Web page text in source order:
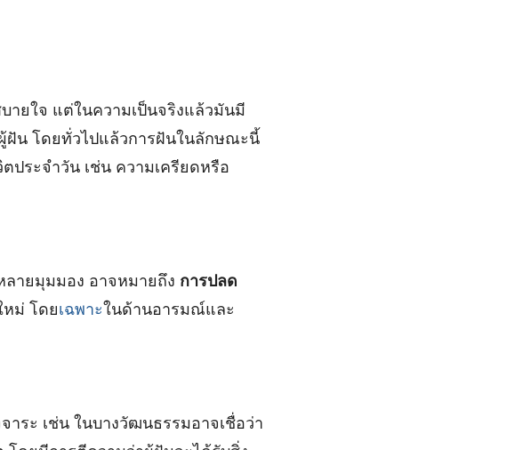
ายใจ แต่ในความเป็นจริงแล้วมันมี
ฝัน โดยทั่วไปแล้วการฝันในลักษณะนี้
ประจำวัน เช่น ความเครียดหรือ
ลายมุมมอง อาจหมายถึง การปลด
หม่ โดยเฉพาะในด้านอารมณ์และ
ระ เช่น ในบางวัฒนธรรมอาจเชื่อว่า